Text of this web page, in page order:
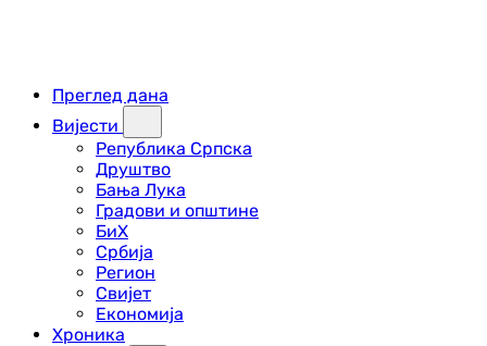
Преглед дана
Вијести
Република Српска
Друштво
Бања Лука
Градови и општине
БиХ
Србија
Регион
Свијет
Економија
Хроника